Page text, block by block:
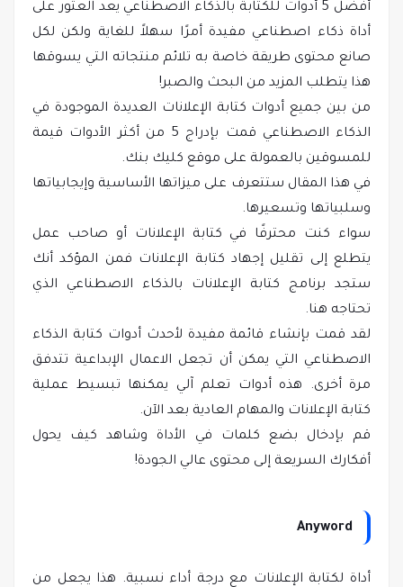
أفضل 5 أدوات للكتابة بالذكاء الاصطناعي يعد العثور على
أداة ذكاء اصطناعي مفيدة أمرًا سهلاً للغاية ولكن لكل
صانع محتوى طريقة خاصة به تلائم منتجاته التي يسوقها
هذا يتطلب المزيد من البحث والصبر!
من بين جميع أدوات كتابة الإعلانات العديدة الموجودة في
الذكاء الاصطناعي قمت بإدراج 5 من أكثر الأدوات قيمة
للمسوقين بالعمولة على موقع كليك بنك.
في هذا المقال ستتعرف على ميزاتها الأساسية وإيجابياتها
وسلبياتها وتسعيرها.
سواء كنت محترفًا في كتابة الإعلانات أو صاحب عمل
يتطلع إلى تقليل إجهاد كتابة الإعلانات فمن المؤكد أنك
ستجد برنامج كتابة الإعلانات بالذكاء الاصطناعي الذي
تحتاجه هنا.
لقد قمت بإنشاء قائمة مفيدة لأحدث أدوات كتابة الذكاء
الاصطناعي التي يمكن أن تجعل الاعمال الإبداعية تتدفق
مرة أخرى. هذه أدوات تعلم آلي يمكنها تبسيط عملية
كتابة الإعلانات والمهام العادية بعد الآن.
قم بإدخال بضع كلمات في الأداة وشاهد كيف يحول
أفكارك السريعة إلى محتوى عالي الجودة!
Anyword
أداة لكتابة الإعلانات مع درجة أداء نسبية. هذا يجعل من